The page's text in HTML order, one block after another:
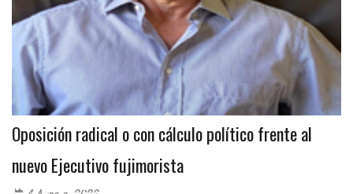
Oposición radical o con cálculo político frente al
nuevo Ejecutivo fujimorista